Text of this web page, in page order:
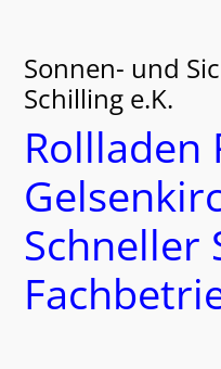
Sonnen- und
Schilling e.K.
Rollladen
Schneller